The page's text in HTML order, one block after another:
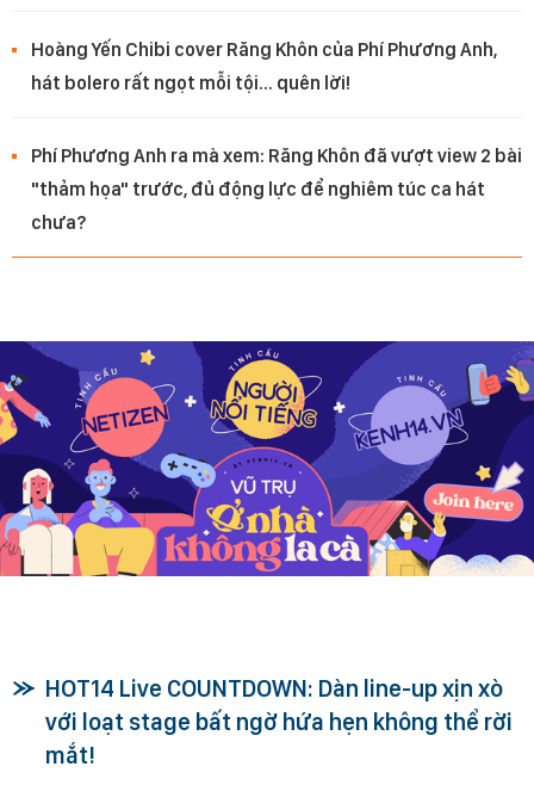
Hoàng Yến Chibi cover Răng Khôn của Phí Phương Anh,
hát bolero rất ngọt mỗi tội... quên lời!
Phí Phương Anh ra mà xem: Răng Khôn đã vượt view 2 bài
"thảm họa" trước, đủ động lực để nghiêm túc ca hát
chưa?
HOT14 Live COUNTDOWN: Dàn line-up xịn xò
với loạt stage bất ngờ hứa hẹn không thể rời
mắt!